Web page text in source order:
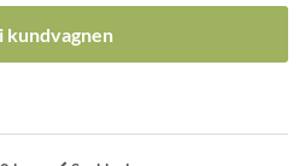
kundvagnen